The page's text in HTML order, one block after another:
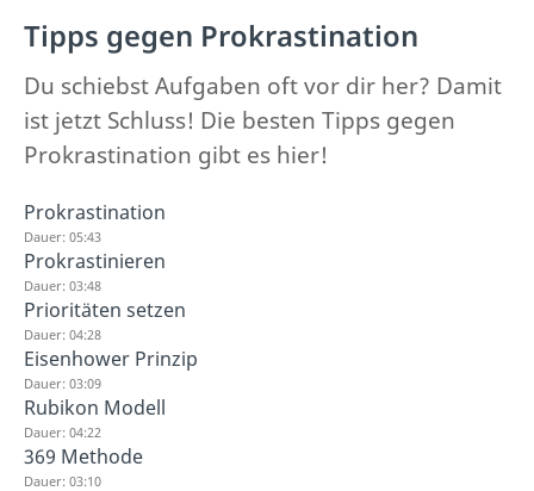
Tipps gegen Prokrastination
Du schiebst Aufgaben oft vor dir her? Damit
ist jetzt Schluss! Die besten Tipps gegen
Prokrastination gibt es hier!
Prokrastination
Dauer: 05:43
Prokrastinieren
Dauer: 03:48
Prioritäten setzen
Dauer: 04:28
Eisenhower Prinzip
Dauer: 03:09
Rubikon Modell
Dauer: 04:22
369 Methode
Dauer: 03:10